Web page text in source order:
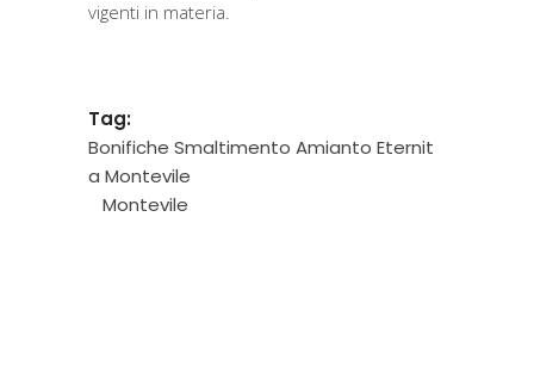
vigenti in materia.
Tag:
Bonifiche Smaltimento Amianto Eternit
a Montevile
Montevile